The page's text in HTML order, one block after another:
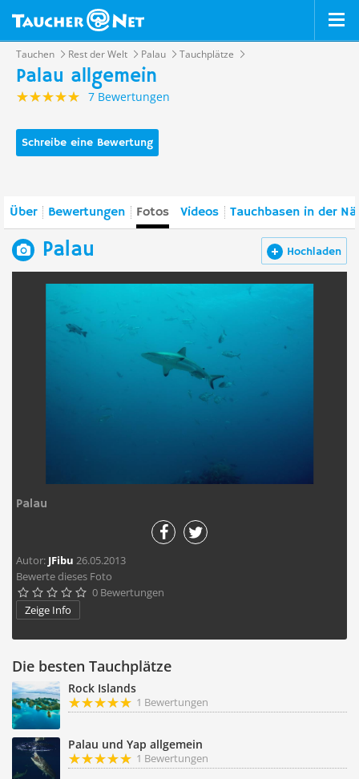
Tauchen Rest der Welt Palau Tauchplätze
Palau allgemein
7 Bewertungen
Schreibe eine Bewertung
Über Bewertungen Fotos Videos Tauchbasen in der
Hochladen
Palau
Palau
Autor: JFibu 26.05.2013
Bewerte dieses Foto
     0 Bewertungen
Zeige Info
Die besten Tauchplätze
Rock Islands
1 Bewertungen
Palau und Yap allgemein
1 Bewertungen